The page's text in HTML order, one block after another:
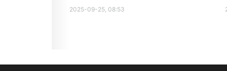
2025-09-25, 08:53